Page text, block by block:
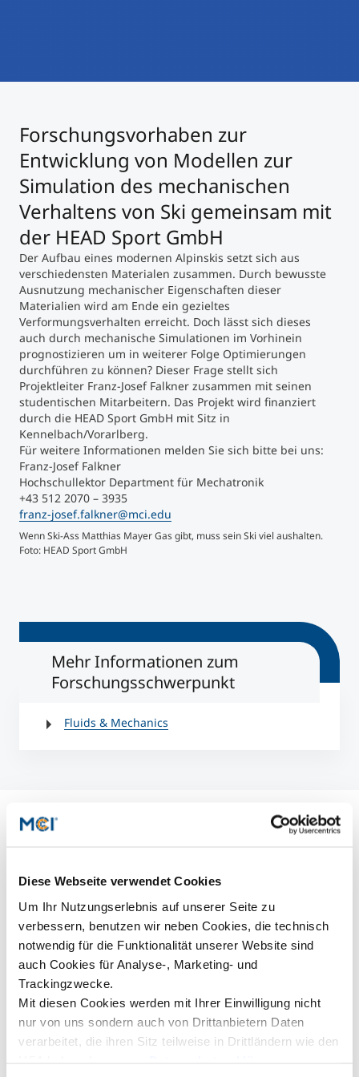
Diese Webseite verwendet Cookies
Um Ihr Nutzungserlebnis auf unserer Seite zu
verbessern, benutzen wir neben Cookies, die technisch
notwendig für die Funktionalität unserer Website sind
auch Cookies für Analyse-, Marketing- und
Trackingzwecke.
Mit diesen Cookies werden mit Ihrer Einwilligung nicht
nur von uns sondern auch von Drittanbietern Daten
verarbeitet, die ihren Sitz teilweise in Drittländern wie den
Study Finder Bachelor/Master
Masterclasses
Management-Seminare
Technische Weiterbildung
Maßgeschneiderte Programme
Studienberatung
Executive Education Finder
Forschungsvorhaben zur
Entwicklung von Modellen zur
Simulation des mechanischen
Verhaltens von Ski gemeinsam mit
der HEAD Sport GmbH
Der Aufbau eines modernen Alpinskis setzt sich aus
verschiedensten Materialen zusammen. Durch bewusste
Ausnutzung mechanischer Eigenschaften dieser
Materialien wird am Ende ein gezieltes
Verformungsverhalten erreicht. Doch lässt sich dieses
auch durch mechanische Simulationen im Vorhinein
prognostizieren um in weiterer Folge Optimierungen
durchführen zu können? Dieser Frage stellt sich
Projektleiter Franz-Josef Falkner zusammen mit seinen
studentischen Mitarbeitern. Das Projekt wird finanziert
durch die HEAD Sport GmbH mit Sitz in
Kennelbach/Vorarlberg.
Für weitere Informationen melden Sie sich bitte bei uns:
Franz-Josef Falkner
Hochschullektor Department für Mechatronik
+43 512 2070 – 3935
franz-josef.falkner@mci.edu
Wenn Ski-Ass Matthias Mayer Gas gibt, muss sein Ski viel aushalten.
Foto: HEAD Sport GmbH
Mehr Informationen zum
Forschungsschwerpunkt
Fluids & Mechanics
© J
a
m
e
s
D.
G
a
t
h
a
n
y,
P
u
bli
c
He
al
t
h
I
m
a
g
e
Li
b
r
a
r
y
(
P
H
I
L
),
C
e
n
t
e
r
s
f
o
r
Di
s
e
a
s
e
C
o
n
t
r
ol
a
n
d
P
r
e
v
e
n
ti
o
n
(
C
D
C)